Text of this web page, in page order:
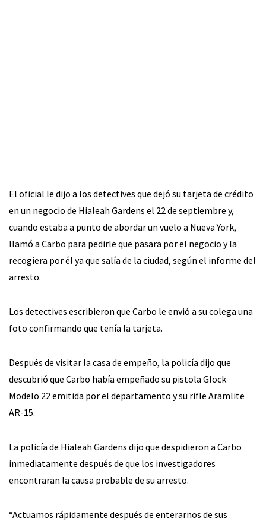
El oficial le dijo a los detectives que dejó su tarjeta de crédito
en un negocio de Hialeah Gardens el 22 de septiembre y,
cuando estaba a punto de abordar un vuelo a Nueva York,
llamó a Carbo para pedirle que pasara por el negocio y la
recogiera por él ya que salía de la ciudad, según el informe del
arresto.
Los detectives escribieron que Carbo le envió a su colega una
foto confirmando que tenía la tarjeta.
Después de visitar la casa de empeño, la policía dijo que
descubrió que Carbo había empeñado su pistola Glock
Modelo 22 emitida por el departamento y su rifle Aramlite
AR-15.
La policía de Hialeah Gardens dijo que despidieron a Carbo
inmediatamente después de que los investigadores
encontraran la causa probable de su arresto.
“Actuamos rápidamente después de enterarnos de sus